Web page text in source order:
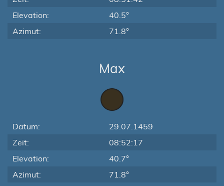
Elevation:
40.5°
Azimut:
71.8°
Max
Datum:
29.07.1459
Zeit:
08:52:17
Elevation:
40.7°
Azimut:
71.8°